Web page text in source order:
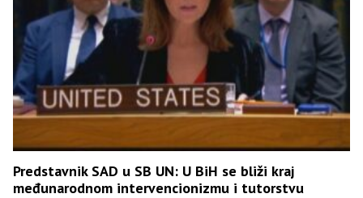
Predstavnik SAD u SB UN: U BiH se bliži kraj
međunarodnom intervencionizmu i tutorstvu